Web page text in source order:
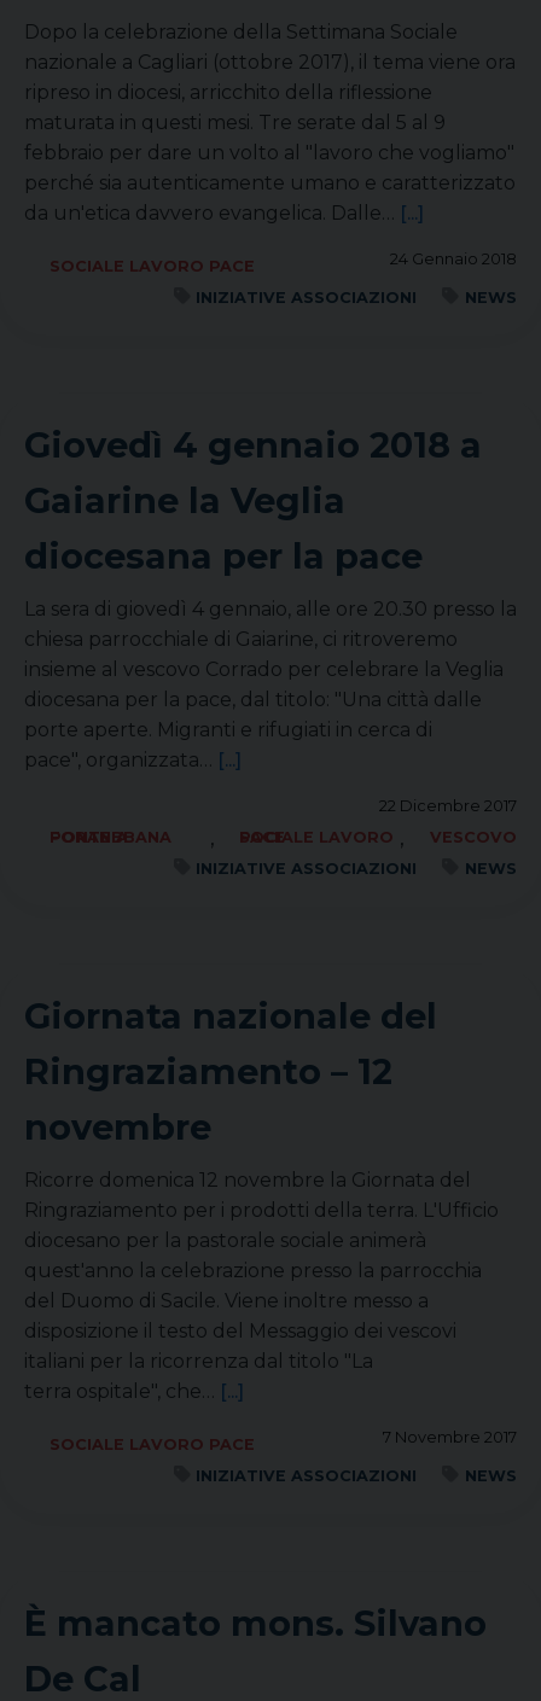
Dopo la celebrazione della Settimana Sociale
nazionale a Cagliari (ottobre 2017), il tema viene ora
ripreso in diocesi, arricchito della riflessione
maturata in questi mesi. Tre serate dal 5 al 9
febbraio per dare un volto al "lavoro che vogliamo"
perché sia autenticamente umano e caratterizzato
da un'etica davvero evangelica. Dalle… [...]
24 Gennaio 2018
SOCIALE LAVORO PACE
INIZIATIVE ASSOCIAZIONI
NEWS
Giovedì 4 gennaio 2018 a
Gaiarine la Veglia
diocesana per la pace
La sera di giovedì 4 gennaio, alle ore 20.30 presso la
chiesa parrocchiale di Gaiarine, ci ritroveremo
insieme al vescovo Corrado per celebrare la Veglia
diocesana per la pace, dal titolo: "Una città dalle
porte aperte. Migranti e rifugiati in cerca di
pace", organizzata… [...]
22 Dicembre 2017
FORANIA PONTEBBANA
, SOCIALE LAVORO PACE ,
VESCOVO
INIZIATIVE ASSOCIAZIONI
NEWS
Giornata nazionale del
Ringraziamento – 12
novembre
Ricorre domenica 12 novembre la Giornata del
Ringraziamento per i prodotti della terra. L'Ufficio
diocesano per la pastorale sociale animerà
quest'anno la celebrazione presso la parrocchia
del Duomo di Sacile. Viene inoltre messo a
disposizione il testo del Messaggio dei vescovi
italiani per la ricorrenza dal titolo "La
terra ospitale", che… [...]
7 Novembre 2017
SOCIALE LAVORO PACE
INIZIATIVE ASSOCIAZIONI
NEWS
È mancato mons. Silvano
De Cal